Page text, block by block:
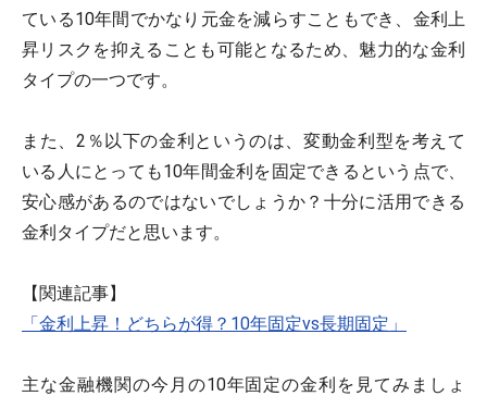
ている10年間でかなり元金を減らすこともでき、金利上
昇リスクを抑えることも可能となるため、魅力的な金利
タイプの一つです。
また、2％以下の金利というのは、変動金利型を考えて
いる人にとっても10年間金利を固定できるという点で、
安心感があるのではないでしょうか？十分に活用できる
金利タイプだと思います。
【関連記事】
「金利上昇！どちらが得？10年固定vs長期固定」
主な金融機関の今月の10年固定の金利を見てみましょ